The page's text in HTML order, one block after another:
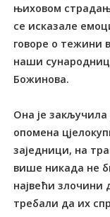
њиховом
се исказале
говоре о тежини
наши
Божинова.
Она је
опомена
заједници, на
више никада не
највећи злочини
требали да их